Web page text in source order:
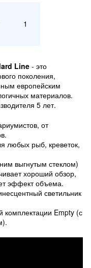
1
Line - это
поколения,
европейским
материалов.
5 лет.
от
любых рыб, креветок,
выгнутым стеклом)
хороший обзор,
эффект объема.
светильник
комплектации Empty (с